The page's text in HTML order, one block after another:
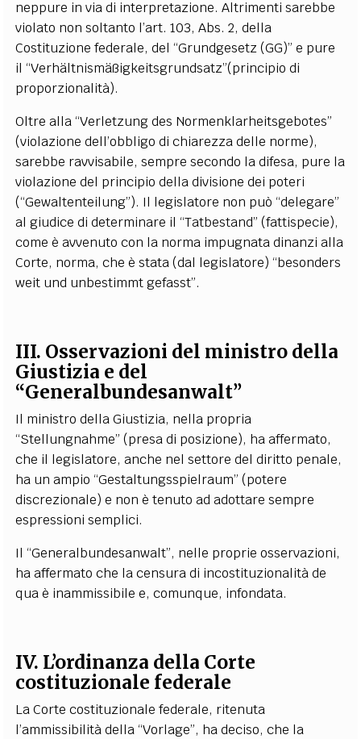
neppure in via di interpretazione. Altrimenti sarebbe
violato non soltanto l’art. 103, Abs. 2, della
Costituzione federale, del “Grundgesetz (GG)” e pure
il “Verhältnismäßigkeitsgrundsatz”(principio di
proporzionalità).
Oltre alla “Verletzung des Normenklarheitsgebotes”
(violazione dell’obbligo di chiarezza delle norme),
sarebbe ravvisabile, sempre secondo la difesa, pure la
violazione del principio della divisione dei poteri
(“Gewaltenteilung”). Il legislatore non può “delegare”
al giudice di determinare il “Tatbestand” (fattispecie),
come è avvenuto con la norma impugnata dinanzi alla
Corte, norma, che è stata (dal legislatore) “besonders
weit und unbestimmt gefasst”.
III. Osservazioni del ministro della
Giustizia e del
“Generalbundesanwalt”
Il ministro della Giustizia, nella propria
“Stellungnahme” (presa di posizione), ha affermato,
che il legislatore, anche nel settore del diritto penale,
ha un ampio “Gestaltungsspielraum” (potere
discrezionale) e non è tenuto ad adottare sempre
espressioni semplici.
Il “Generalbundesanwalt”, nelle proprie osservazioni,
ha affermato che la censura di incostituzionalità de
qua è inammissibile e, comunque, infondata.
IV. L’ordinanza della Corte
costituzionale federale
La Corte costituzionale federale, ritenuta
l’ammissibilità della “Vorlage”, ha deciso, che la